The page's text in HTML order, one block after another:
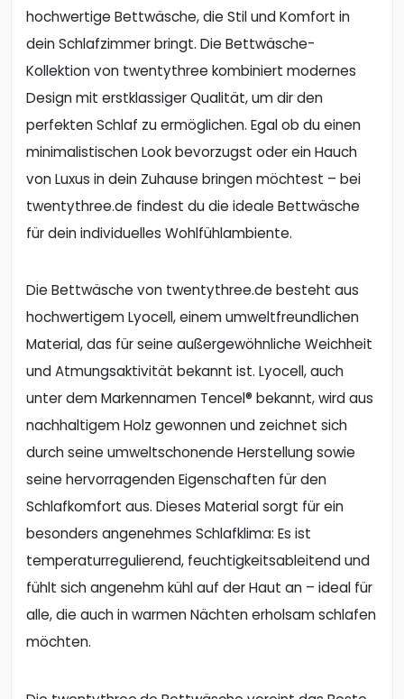
hochwertige Bettwäsche, die Stil und Komfort in
dein Schlafzimmer bringt. Die Bettwäsche-
Kollektion von twentythree kombiniert modernes
Design mit erstklassiger Qualität, um dir den
perfekten Schlaf zu ermöglichen. Egal ob du einen
minimalistischen Look bevorzugst oder ein Hauch
von Luxus in dein Zuhause bringen möchtest – bei
twentythree.de findest du die ideale Bettwäsche
für dein individuelles Wohlfühlambiente.
Die Bettwäsche von twentythree.de besteht aus
hochwertigem Lyocell, einem umweltfreundlichen
Material, das für seine außergewöhnliche Weichheit
und Atmungsaktivität bekannt ist. Lyocell, auch
unter dem Markennamen Tencel® bekannt, wird aus
nachhaltigem Holz gewonnen und zeichnet sich
durch seine umweltschonende Herstellung sowie
seine hervorragenden Eigenschaften für den
Schlafkomfort aus. Dieses Material sorgt für ein
besonders angenehmes Schlafklima: Es ist
temperaturregulierend, feuchtigkeitsableitend und
fühlt sich angenehm kühl auf der Haut an – ideal für
alle, die auch in warmen Nächten erholsam schlafen
möchten.